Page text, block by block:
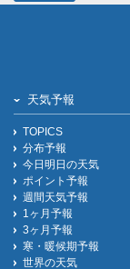
天気予報
TOPICS
分布予報
今日明日の天気
ポイント予報
週間天気予報
1ヶ月予報
3ヶ月予報
寒・暖候期予報
世界の天気